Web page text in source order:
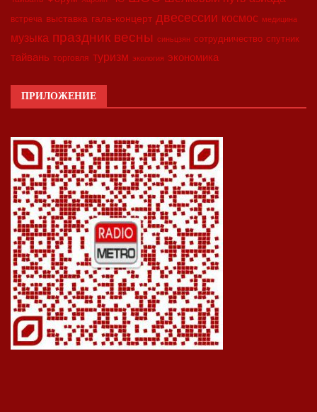
встреча выставка гала-концерт двесессии космос медицина
музыка праздник весны синьцзян сотрудничество спутник
тайвань торговля туризм экология экономика
ПРИЛОЖЕНИЕ